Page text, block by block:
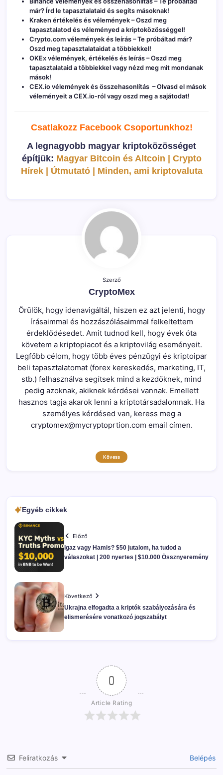
már? Írd le tapasztalataid és segíts másoknak!
Kraken értékelés és vélemények – Oszd meg
tapasztalatod és véleményed a kriptoközösséggel!
Crypto.com vélemények és leírás – Te próbáltad már?
Oszd meg tapasztalataidat a többiekkel!
OKEx vélemények, értékelés és leírás – Oszd meg
tapasztalataid a többiekkel vagy nézd meg mit mondanak
mások!
CEX.io vélemények és összehasonlítás – Olvasd el mások
véleményeit a CEX.io-ról vagy oszd meg a sajátodat!
Csatlakozz Facebook Csoportunkhoz!
A legnagyobb magyar kriptoközösséget
építjük: Magyar Bitcoin és Altcoin | Crypto
Hírek | Útmutató | Minden, ami kriptovaluta
Szerző
CryptoMex
Örülök, hogy idenavigáltál, hiszen ez azt jelenti, hogy
írásaimmal és hozzászólásaimmal felkeltettem
érdeklődésedet. Amit tudnod kell, hogy évek óta
követem a kriptopiacot és a kriptovilág eseményeit.
Legfőbb célom, hogy több éves pénzügyi és kriptoipar
beli tapasztalatomat (forex kereskedés, marketing, IT,
stb.) felhasználva segítsek mind a kezdőknek, mind
pedig azoknak, akiknek kérdései vannak. Emellett
hasznos tagja akarok lenni a kriptotársadalomnak. Ha
személyes kérdésed van, keress meg a
cryptomex@mycryptoprtion.com email címen.
Kövess
Egyéb cikkek
Előző
Igaz vagy Hamis? $50 jutalom, ha tudod a
válaszokat | 200 nyertes | $10.000 Össznyeremény
Következő
Ukrajna elfogadta a kriptók szabályozására és
elismerésére vonatkozó jogszabályt
0
Article Rating
Feliratkozás Belépés